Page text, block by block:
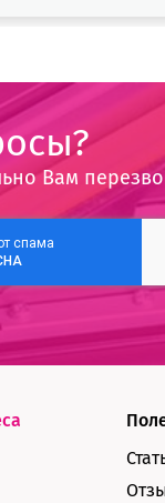
Вам